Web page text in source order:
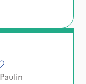
Paulin